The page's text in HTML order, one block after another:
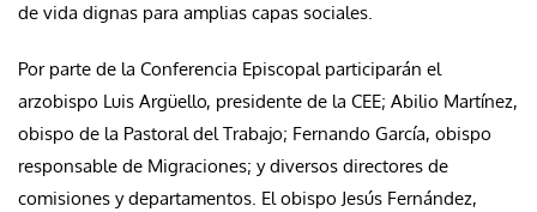
de vida dignas para amplias capas sociales.
Por parte de la Conferencia Episcopal participarán el
arzobispo Luis Argüello, presidente de la CEE; Abilio Martínez,
obispo de la Pastoral del Trabajo; Fernando García, obispo
responsable de Migraciones; y diversos directores de
comisiones y departamentos. El obispo Jesús Fernández,